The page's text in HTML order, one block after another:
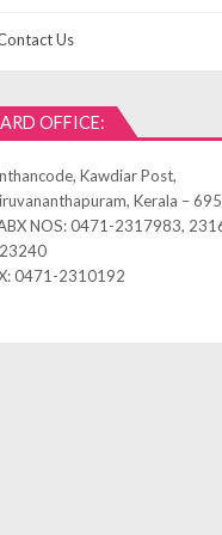
Us
OFFICE:
Kawdiar Post,
Kerala –
NOS: 0471-2317983,
0471-2310192